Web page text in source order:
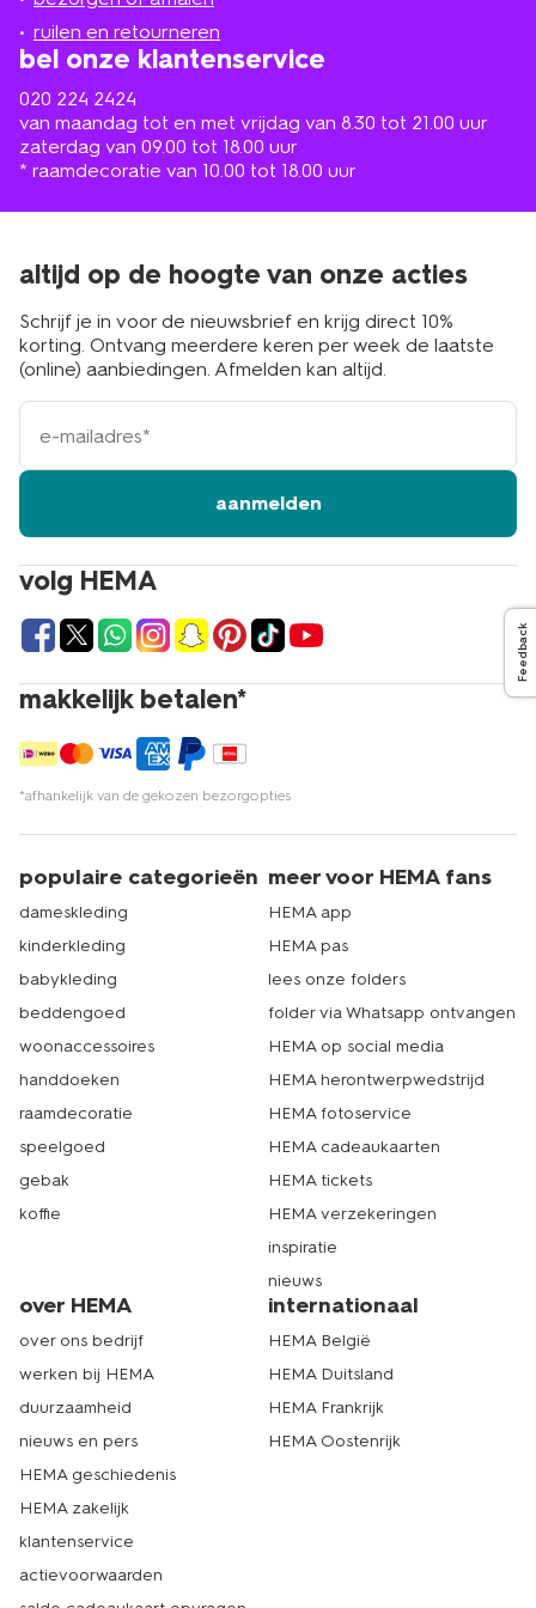
ruilen en retourneren
bel onze klantenservice
020 224 2424
van maandag tot en met vrijdag van 8.30 tot 21.00 uur
zaterdag van 09.00 tot 18.00 uur
* raamdecoratie van 10.00 tot 18.00 uur
buurt
volg HEMA
makkelijk betalen*
*afhankelijk van de gekozen bezorgopties
altijd op de hoogte van onze acties
Schrijf je in voor de nieuwsbrief en krijg direct 10%
korting. Ontvang meerdere keren per week de laatste
(online) aanbiedingen. Afmelden kan altijd.
e-
mailadres
aanmelden
populaire categorieën
dameskleding
kinderkleding
babykleding
beddengoed
woonaccessoires
handdoeken
raamdecoratie
speelgoed
gebak
koffie
meer voor HEMA fans
HEMA app
HEMA pas
lees onze folders
folder via Whatsapp ontvangen
HEMA op social media
HEMA herontwerpwedstrijd
HEMA fotoservice
HEMA cadeaukaarten
HEMA tickets
HEMA verzekeringen
inspiratie
nieuws
over HEMA
over ons bedrijf
werken bij HEMA
duurzaamheid
nieuws en pers
HEMA geschiedenis
HEMA zakelijk
klantenservice
actievoorwaarden
internationaal
HEMA België
HEMA Duitsland
HEMA Frankrijk
HEMA Oostenrijk
Feedback